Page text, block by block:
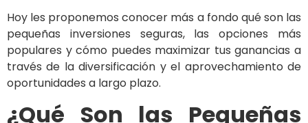
Hoy les proponemos conocer más a fondo qué son las
pequeñas inversiones seguras, las opciones más
populares y cómo puedes maximizar tus ganancias a
través de la diversificación y el aprovechamiento de
oportunidades a largo plazo.
¿Qué Son las Pequeñas